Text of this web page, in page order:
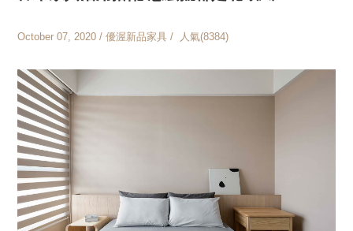
October 07, 2020 / 優渥新品家具 / 人氣(8384)